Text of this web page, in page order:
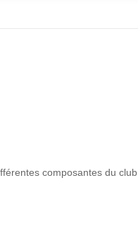
composantes du club.